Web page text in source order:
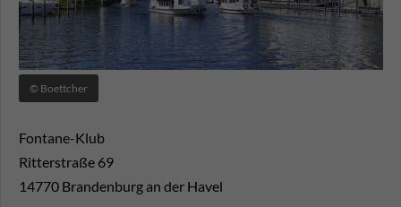
© Boettcher
Fontane-Klub
Ritterstraße 69
14770 Brandenburg an der Havel